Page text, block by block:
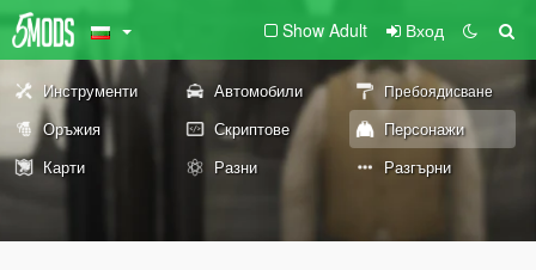
Show Adult Вход
Инструменти Автомобили Пребоядисване
Оръжия Скриптове
Персонажи
Карти
Разни Разгърни